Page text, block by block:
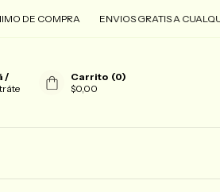
COMPRA ENVIOS GRATIS A
/
Carrito (0)
$0,00